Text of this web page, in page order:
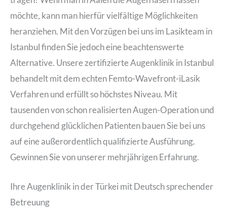
möchte, kann man hierfür vielfältige Möglichkeiten
heranziehen. Mit den Vorzügen bei uns im Lasikteam in
Istanbul finden Sie jedoch eine beachtenswerte
Alternative. Unsere zertifizierte Augenklinik in Istanbul
behandelt mit dem echten Femto-Wavefront-iLasik
Verfahren und erfüllt so höchstes Niveau. Mit
tausenden von schon realisierten Augen-Operation und
durchgehend glücklichen Patienten bauen Sie bei uns
auf eine außerordentlich qualifizierte Ausführung.
Gewinnen Sie von unserer mehrjährigen Erfahrung.
Ihre Augenklinik in der Türkei mit Deutsch sprechender
Betreuung